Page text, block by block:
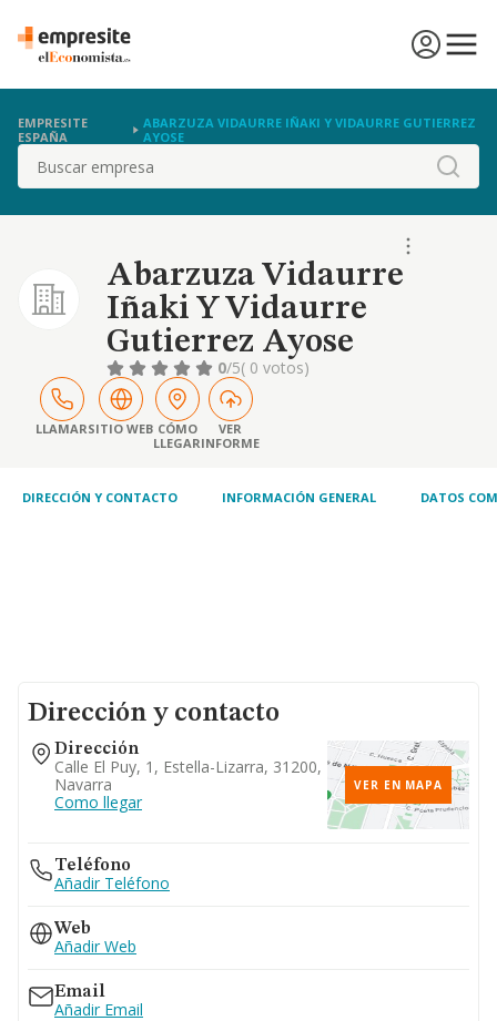
EMPRESITE
ESPAÑA
ABARZUZA VIDAURRE IÑAKI Y VIDAURRE GUTIERREZ
AYOSE
Buscar
Abarzuza Vidaurre
Iñaki Y Vidaurre
Gutierrez Ayose
0/5( 0 votos)
LLAMARSITIO WEB CÓMO
LLEGAR
VER
INFORME
DIRECCIÓN Y CONTACTO INFORMACIÓN GENERAL DATOS
Dirección y contacto
Dirección
Calle El Puy, 1, Estella-Lizarra, 31200,
Navarra
Como llegar
VER EN MAPA
Teléfono
Añadir Teléfono
Web
Añadir Web
Email
Añadir Email